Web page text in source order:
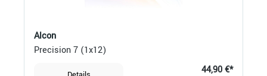
Alcon
Precision 7 (1x12)
44,90 €*